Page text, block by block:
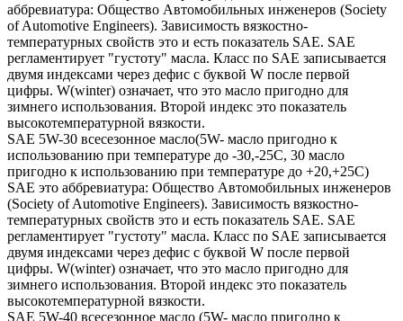
аббревиатура: Общество Автомобильных инженеров (Society
of Automotive Engineers). Зависимость вязкостно-
температурных свойств это и есть показатель SAE. SAE
регламентирует "густоту" масла. Класс по SAE записывается
двумя индексами через дефис с буквой W после первой
цифры. W(winter) означает, что это масло пригодно для
зимнего использования. Второй индекс это показатель
высокотемпературной вязкости.
SAE 5W-30 всесезонное масло(5W- масло пригодно к
использованию при температуре до -30,-25С, 30 масло
пригодно к использованию при температуре до +20,+25С)
SAE это аббревиатура: Общество Автомобильных инженеров
(Society of Automotive Engineers). Зависимость вязкостно-
температурных свойств это и есть показатель SAE. SAE
регламентирует "густоту" масла. Класс по SAE записывается
двумя индексами через дефис с буквой W после первой
цифры. W(winter) означает, что это масло пригодно для
зимнего использования. Второй индекс это показатель
высокотемпературной вязкости.
SAE 5W-40 всесезонное масло (5W- масло пригодно к